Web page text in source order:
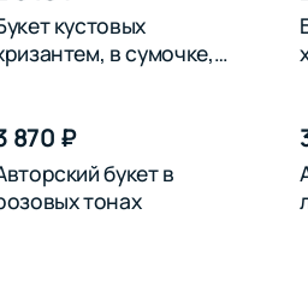
кустовых
в сумочке,
870 ₽
букет в
тонах